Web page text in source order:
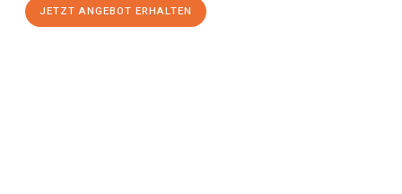
JETZT ANGEBOT ERHALTEN